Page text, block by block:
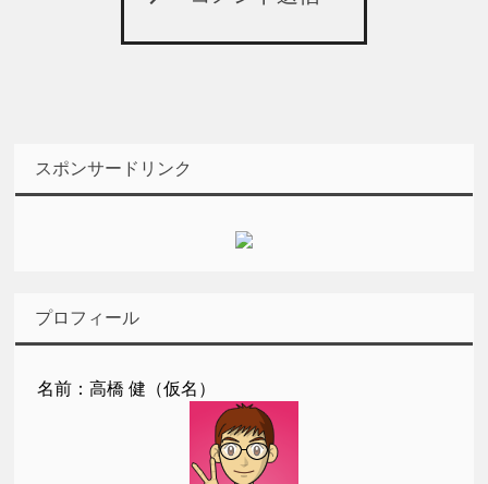
スポンサードリンク
プロフィール
名前：高橋 健（仮名）